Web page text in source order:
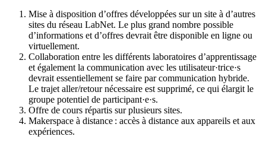
Mise à disposition d’offres développées sur un site à d’autres
sites du réseau LabNet. Le plus grand nombre possible
d’informations et d’offres devrait être disponible en ligne ou
virtuellement.
Collaboration entre les différents laboratoires d’apprentissage
et également la communication avec les utilisateur·trice·s
devrait essentiellement se faire par communication hybride.
Le trajet aller/retour nécessaire est supprimé, ce qui élargit le
groupe potentiel de participant·e·s.
Offre de cours répartis sur plusieurs sites.
Makerspace à distance : accès à distance aux appareils et aux
expériences.